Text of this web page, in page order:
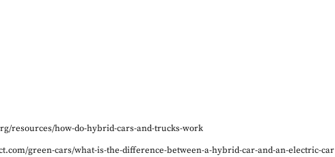
resources/how-do-hybrid-cars-and-trucks-work
green-cars/what-is-the-difference-between-a-hybrid-car-and-an-electric-car